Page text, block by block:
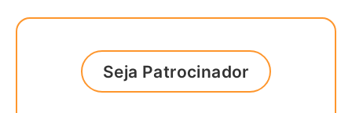
Seja Patrocinador